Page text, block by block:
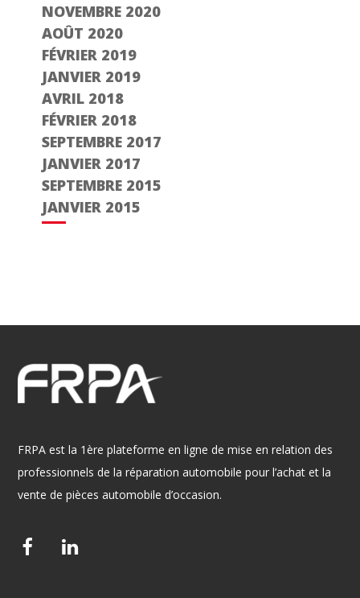
NOVEMBRE 2020
AOÛT 2020
FÉVRIER 2019
JANVIER 2019
AVRIL 2018
FÉVRIER 2018
SEPTEMBRE 2017
JANVIER 2017
SEPTEMBRE 2015
JANVIER 2015
FRPA est la 1ère plateforme en ligne de mise en relation des
professionnels de la réparation automobile pour l’achat et la
vente de pièces automobile d’occasion.
F
L